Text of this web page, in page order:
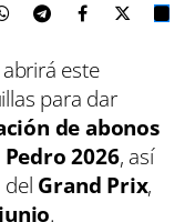
abrirá este
para dar
de abonos
Pedro 2026, así
Grand Prix,
.